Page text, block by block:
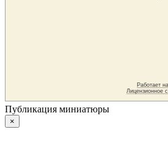
Публикация миниатюры
×